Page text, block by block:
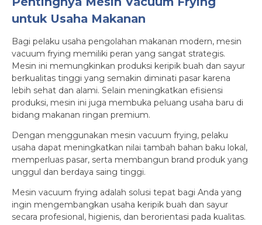
untuk Usaha Makanan
Bagi pelaku usaha pengolahan makanan modern, mesin
vacuum frying memiliki peran yang sangat strategis.
Mesin ini memungkinkan produksi keripik buah dan sayur
berkualitas tinggi yang semakin diminati pasar karena
lebih sehat dan alami. Selain meningkatkan efisiensi
produksi, mesin ini juga membuka peluang usaha baru di
bidang makanan ringan premium.
Dengan menggunakan mesin vacuum frying, pelaku
usaha dapat meningkatkan nilai tambah bahan baku lokal,
memperluas pasar, serta membangun brand produk yang
unggul dan berdaya saing tinggi.
Mesin vacuum frying adalah solusi tepat bagi Anda yang
ingin mengembangkan usaha keripik buah dan sayur
secara profesional, higienis, dan berorientasi pada kualitas.